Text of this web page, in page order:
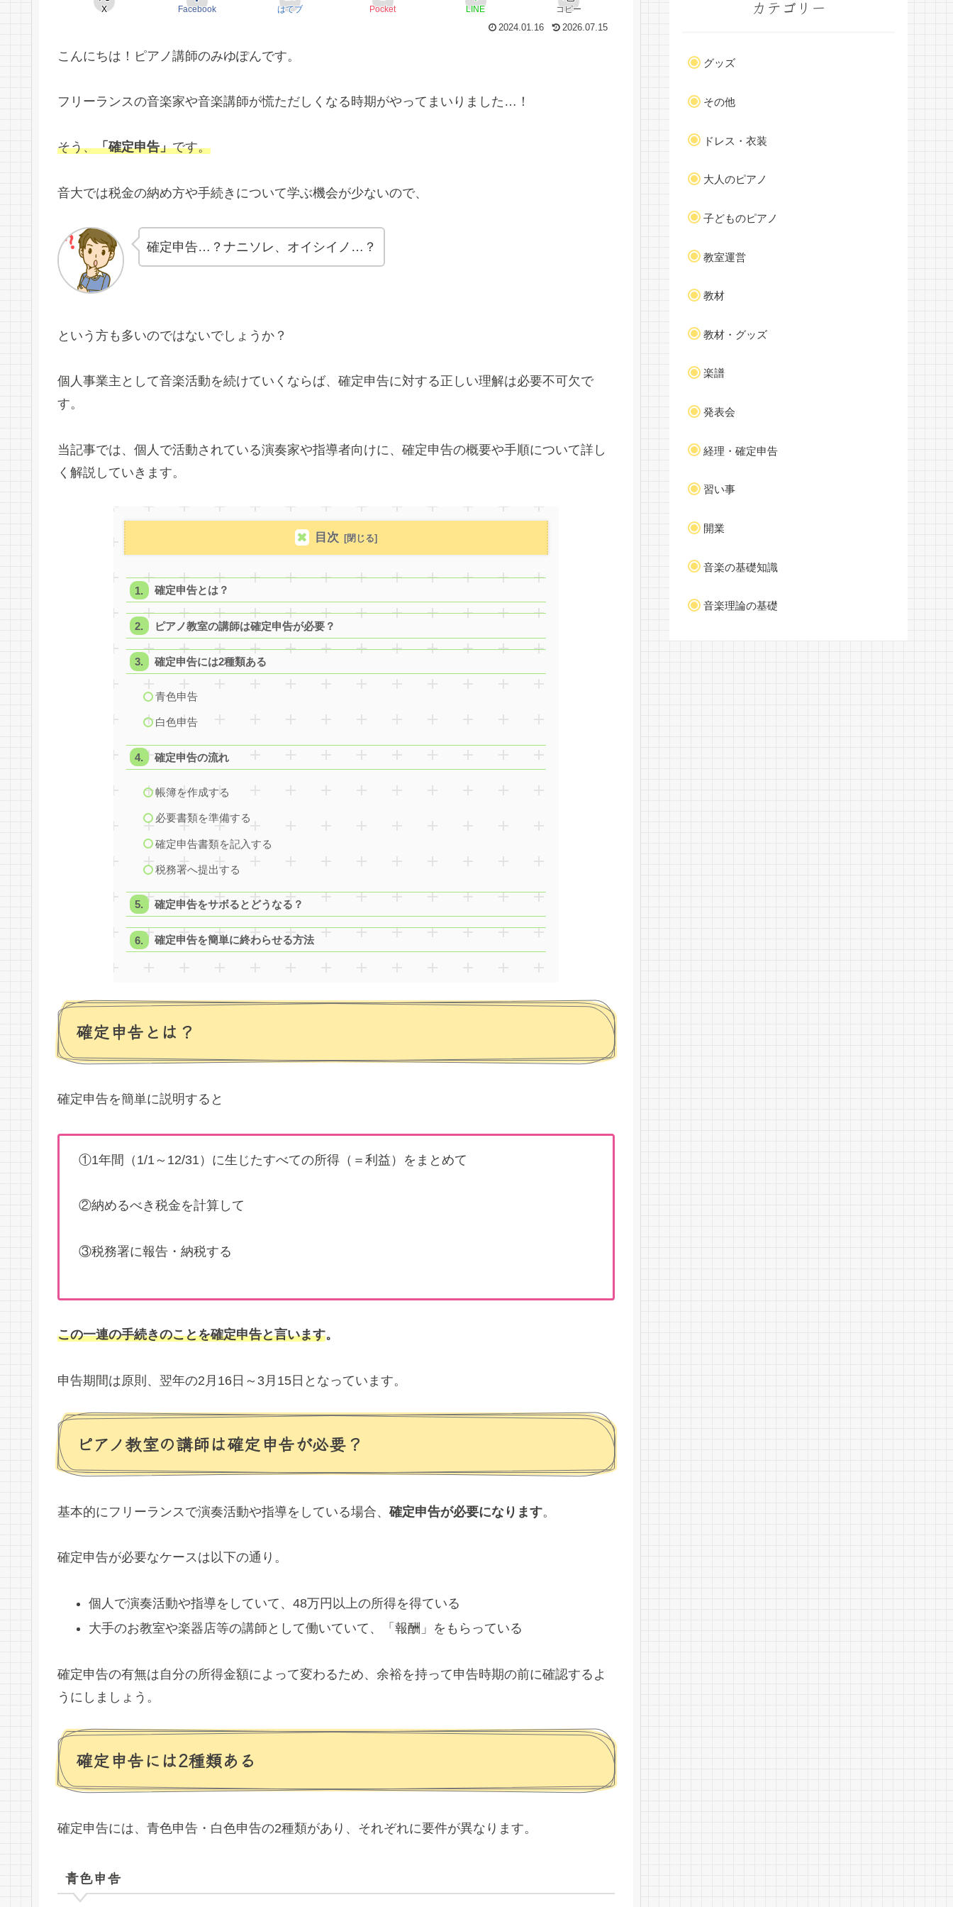
X Facebook はてブ Pocket LINE
コピー
2024.01.16
2026.07.15
こんにちは！ピアノ講師のみゆぽんです。
フリーランスの音楽家や音楽講師が慌ただしくなる時期がやってまいりました…！
そう、「確定申告」です。
音大では税金の納め方や手続きについて学ぶ機会が少ないので、
確定申告…？ナニソレ、オイシイノ…？
という方も多いのではないでしょうか？
個人事業主として音楽活動を続けていくならば、確定申告に対する正しい理解は必要不可欠で
す。
当記事では、個人で活動されている演奏家や指導者向けに、確定申告の概要や手順について詳し
く解説していきます。
目次
確定申告とは？
ピアノ教室の講師は確定申告が必要？
確定申告には2種類ある
青色申告
白色申告
確定申告の流れ
帳簿を作成する
必要書類を準備する
確定申告書類を記入する
税務署へ提出する
確定申告をサボるとどうなる？
確定申告を簡単に終わらせる方法
確定申告とは？
確定申告を簡単に説明すると
①1年間（1/1～12/31）に生じたすべての所得（＝利益）をまとめて
②納めるべき税金を計算して
③税務署に報告・納税する
この一連の手続きのことを確定申告と言います。
申告期間は原則、翌年の2月16日～3月15日となっています。
ピアノ教室の講師は確定申告が必要？
基本的にフリーランスで演奏活動や指導をしている場合、 確定申告が必要になります。
確定申告が必要なケースは以下の通り。
個人で演奏活動や指導をしていて、48万円以上の所得を得ている
大手のお教室や楽器店等の講師として働いていて、「報酬」をもらっている
確定申告の有無は自分の所得金額によって変わるため、余裕を持って申告時期の前に確認するよ
うにしましょう。
確定申告には2種類ある
確定申告には、青色申告・白色申告の2種類があり、それぞれに要件が異なります。
青色申告
カテゴリー
グッズ
その他
ドレス・衣装
大人のピアノ
子どものピアノ
教室運営
教材
教材・グッズ
楽譜
発表会
経理・確定申告
習い事
開業
音楽の基礎知識
音楽理論の基礎